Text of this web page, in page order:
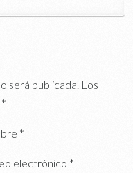
será publicada. Los
*
*
electrónico *